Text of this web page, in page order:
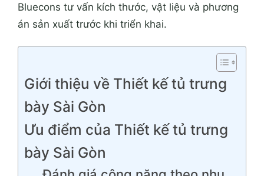
Bluecons tư vấn kích thước, vật liệu và phương
án sản xuất trước khi triển khai.
Giới thiệu về Thiết kế tủ trưng
bày Sài Gòn
Ưu điểm của Thiết kế tủ trưng
bày Sài Gòn